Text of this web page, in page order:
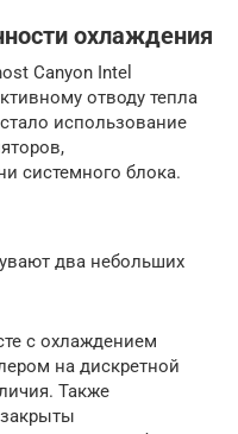
охлаждения
Canyon Intel
отводу тепла
использование
системного блока.
два небольших
с охлаждением
на дискретной
Также
закрыты